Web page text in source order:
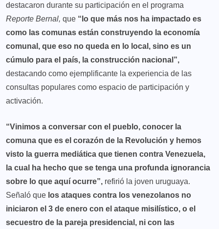
destacaron durante su participación en el programa
Reporte Bernal, que “lo que más nos ha impactado es
como las comunas están construyendo la economía
comunal, que eso no queda en lo local, sino es un
cúmulo para el país, la construcción nacional”,
destacando como ejemplificante la experiencia de las
consultas populares como espacio de participación y
activación.
“Vinimos a conversar con el pueblo, conocer la
comuna que es el corazón de la Revolución y hemos
visto la guerra mediática que tienen contra Venezuela,
la cual ha hecho que se tenga una profunda ignorancia
sobre lo que aquí ocurre”, refirió la joven uruguaya.
Señaló que los ataques contra los venezolanos no
iniciaron el 3 de enero con el ataque misilístico, o el
secuestro de la pareja presidencial, ni con las